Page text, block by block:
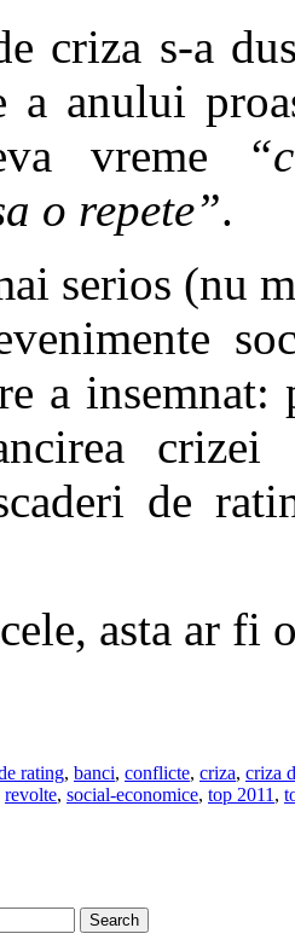
criza s-a
a anului
vreme
o repete”.
serios (nu
a
de
asta ar fi
rating, banci, conflicte, criza, criza
revolte, social-economice, top 2011 ,